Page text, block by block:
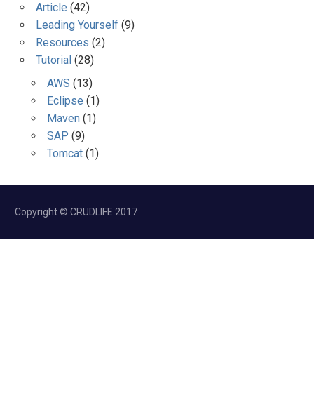
Article (42)
Leading Yourself (9)
Resources (2)
Tutorial (28)
AWS (13)
Eclipse (1)
Maven(1)
SAP (9)
Tomcat(1)
Copyright © CRUDLIFE 2017